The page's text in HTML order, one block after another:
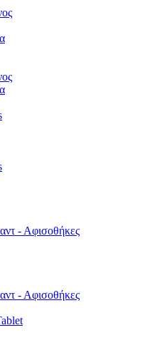
- Αφισοθήκες
- Αφισοθήκες